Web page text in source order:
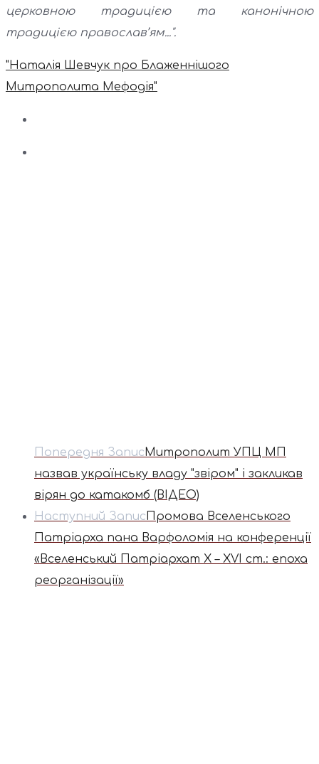
церковною традицією та канонічною
традицією православ’ям...".
"Наталія Шевчук про Блаженнішого
Митрополита Мефодія"
Попередня ЗаписМитрополит УПЦ МП
назвав українську владу "звіром" і закликав
вірян до катакомб (ВІДЕО)
Наступний ЗаписПромова Вселенського
Патріарха пана Варфоломія на конференції
«Вселенський Патріархат X – XVI ст.: епоха
реорганізації»